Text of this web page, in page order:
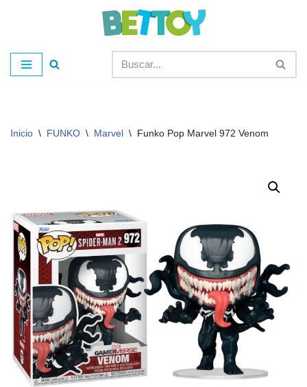
al
contenido
Inicio \ FUNKO \ Marvel \ Funko Pop Marvel 972 Venom